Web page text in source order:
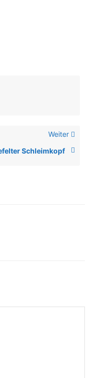
Weiter
Schleimkopf